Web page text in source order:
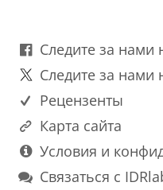
Следите за нами
Следите за нами
Рецензенты
Карта сайта
Условия и
Связаться с